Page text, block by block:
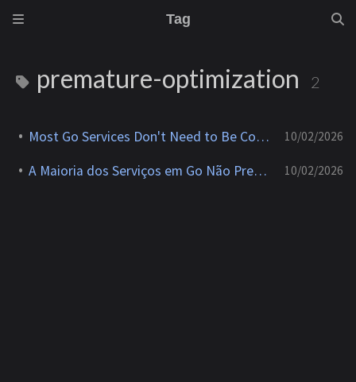
Tag
premature-optimization 2
Most Go Services Don't Need to Be Concurrent 10/02/2026
A Maioria dos Serviços em Go Não Precisa Ser Concorrente 10/02/2026